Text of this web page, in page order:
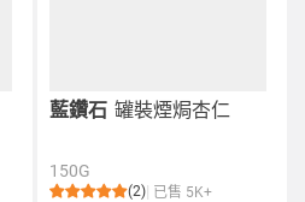
藍鑽石 罐裝煙焗杏仁
150G
(2) 已售 5K+